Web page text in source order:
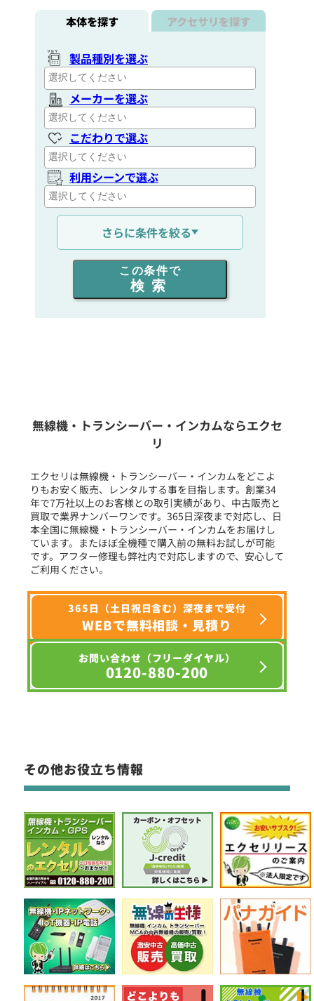
本体を探す アクセサリを探す
製品種別を選ぶ
メーカーを選ぶ
こだわりで選ぶ
利用シーンで選ぶ
通信距離を選ぶ
出力を選ぶ
同時通話人数を選ぶ
フリーワード入力(製品名等)
選択条件をリセット
さらに条件を絞る
この条件で
検索
無線機・トランシーバー・インカムならエクセ
リ
エクセリは無線機・トランシーバー・インカムをどこよ
りもお安く販売、レンタルする事を目指します。創業34
年で7万社以上のお客様との取引実績があり、中古販売と
買取で業界ナンバーワンです。365日深夜まで対応し、日
本全国に無線機・トランシーバー・インカムをお届けし
ています。またほぼ全機種で購入前の無料お試しが可能
です。アフター修理も弊社内で対応しますので、安心して
ご利用ください。
365日（土日祝日含む）深夜まで受付
WEBで無料相談・見積り
お問い合わせ（フリーダイヤル）
0120-880-200
その他お役立ち情報